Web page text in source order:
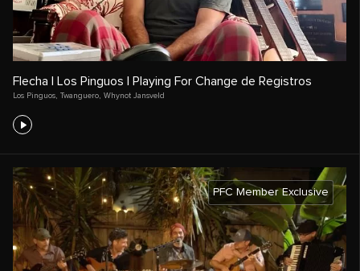
Flecha | Los Pinguos | Playing For Change de Registros
Los Pinguos, Twanguero, Whynot Jansveld
PFC Member Exclusive